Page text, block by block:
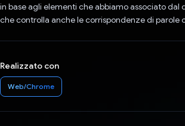
in base agli elementi che abbiamo associato dal
che controlla anche le corrispondenze di parole
Realizzato con
Web/Chrome